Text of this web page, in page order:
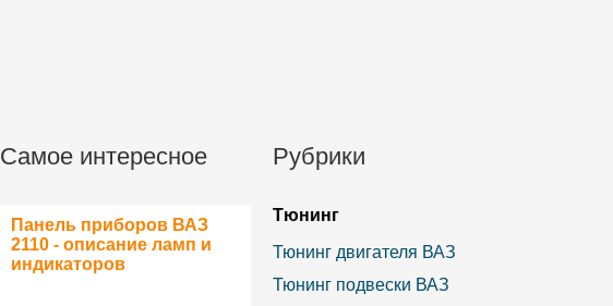
Самое интересное
Панель приборов ВАЗ
2110 - описание ламп и
индикаторов
Рубрики
Тюнинг
Тюнинг двигателя ВАЗ
Тюнинг подвески ВАЗ